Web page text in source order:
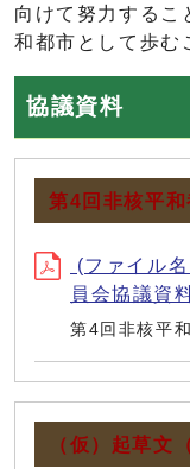
向けて努力するこ
和都市として歩む
協議資料
第4回非核平
(ファイル
員会協議資
第4回非核平
（仮）起草文